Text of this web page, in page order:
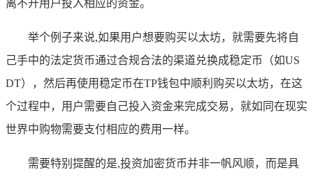
离不开用户投入相应的资金。
举个例子来说,如果用户想要购买以太坊，就需要先将自
己手中的法定货币通过合规合法的渠道兑换成稳定币（如US
DT），然后再使用稳定币在TP钱包中顺利购买以太坊，在这
个过程中，用户需要自己投入资金来完成交易，就如同在现实
世界中购物需要支付相应的费用一样。
需要特别提醒的是,投资加密货币并非一帆风顺，而是具